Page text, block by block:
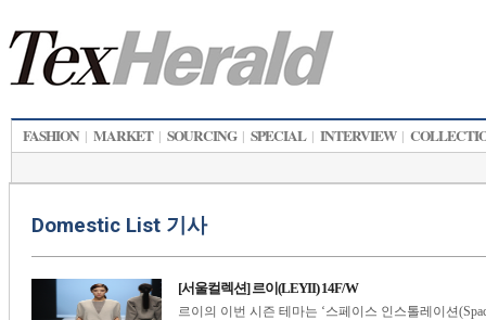
FASHION | MARKET | SOURCING | SPECIAL | INTERVIEW |
Domestic List 기사
[서울컬렉션] 르이(LEYII) 14F/W
르이의 이번 시즌 테마는 ‘스페이스 인스톨레이션